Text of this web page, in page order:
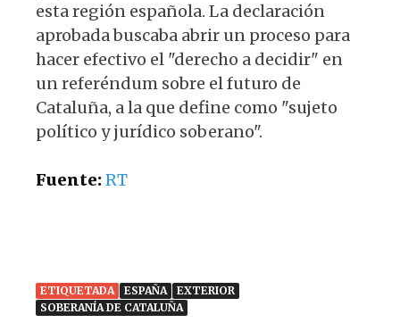
esta región española. La declaración
aprobada buscaba abrir un proceso para
hacer efectivo el "derecho a decidir" en
un referéndum sobre el futuro de
Cataluña, a la que define como "sujeto
político y jurídico soberano".
Fuente:RT
ETIQUETADA ESPAÑA
EXTERIOR
SOBERANÍA DE CATALUÑA